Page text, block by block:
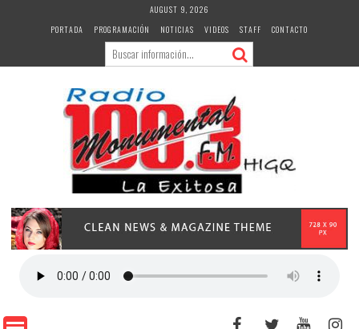
AUGUST 9, 2026
PORTADA
PROGRAMACIÓN NOTICIAS VIDEOS STAFF CONTACTO